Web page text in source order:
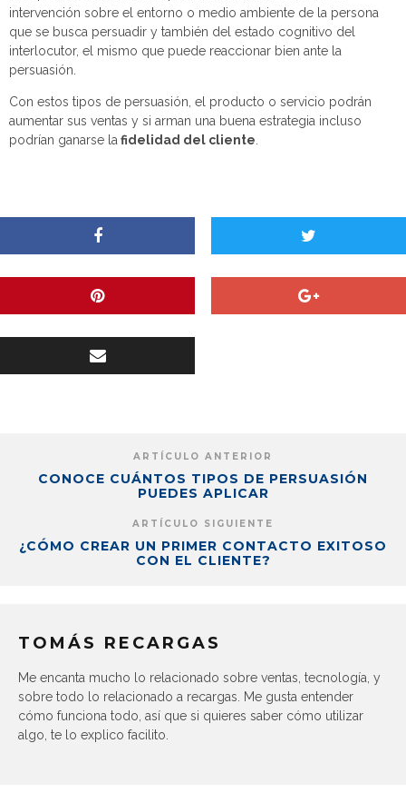
intervención sobre el entorno o medio ambiente de la persona
que se busca persuadir y también del estado cognitivo del
interlocutor, el mismo que puede reaccionar bien ante la
persuasión.
Con estos tipos de persuasión, el producto o servicio podrán
aumentar sus ventas y si arman una buena estrategia incluso
podrían ganarse la fidelidad del cliente
ARTÍCULO ANTERIOR
CONOCE CUÁNTOS TIPOS DE PERSUASIÓN
PUEDES APLICAR
ARTÍCULO SIGUIENTE
¿CÓMO CREAR UN PRIMER CONTACTO EXITOSO
CON EL CLIENTE?
TOMÁS RECARGAS
Me encanta mucho lo relacionado sobre ventas, tecnología, y
sobre todo lo relacionado a recargas. Me gusta entender
cómo funciona todo, así que si quieres saber cómo utilizar
algo, te lo explico facilito.